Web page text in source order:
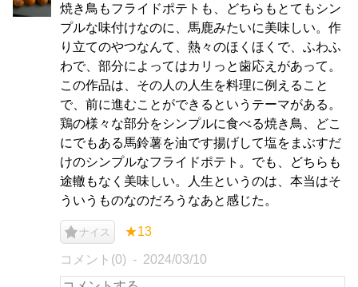
焼き鳥もフライドポテトも、どちらもとてもシン
プルな味付けなのに、馬鹿みたいに美味しい。作
り立てのやつなんて、熱々のほくほくで、ふわふ
わで、部分によってはカリっと歯応えがあって。
この作品は、その人の人生を料理に例えること
で、前に進むことができるというテーマがある。
鶏の様々な部分をシンプルに食べる焼き鳥、どこ
にでもある馬鈴薯を油です揚げして塩をまぶすだ
けのシンプルなフライドポテト。でも、どちらも
途轍もなく美味しい。人生というのは、本当はそ
ういうものなのだろうなあと感じた。
ナイス ★13
コメント(0) 2024/03/10